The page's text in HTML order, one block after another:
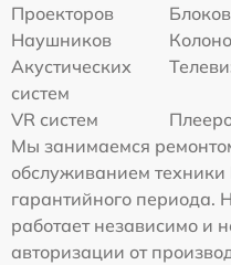
Проекторов
Наушников
Акустических
систем
VR систем
Мы занимаемся
обслуживанием техники
гарантийного периода.
работает независимо и
авторизации от